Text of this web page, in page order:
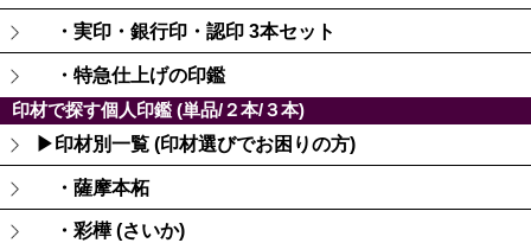
・実印・銀行印・認印 3本セット
・特急仕上げの印鑑
印材で探す個人印鑑 (単品/２本/３本)
▶印材別一覧 (印材選びでお困りの方)
・薩摩本柘
・彩樺 (さいか)